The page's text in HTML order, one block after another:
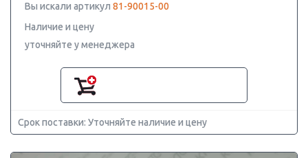
Вы искали артикул 81-90015-00
Наличие и цену
уточняйте у менеджера
Срок поставки: Уточняйте наличие и цену